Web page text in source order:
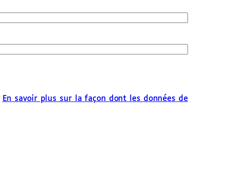
En savoir plus sur la façon dont les données de